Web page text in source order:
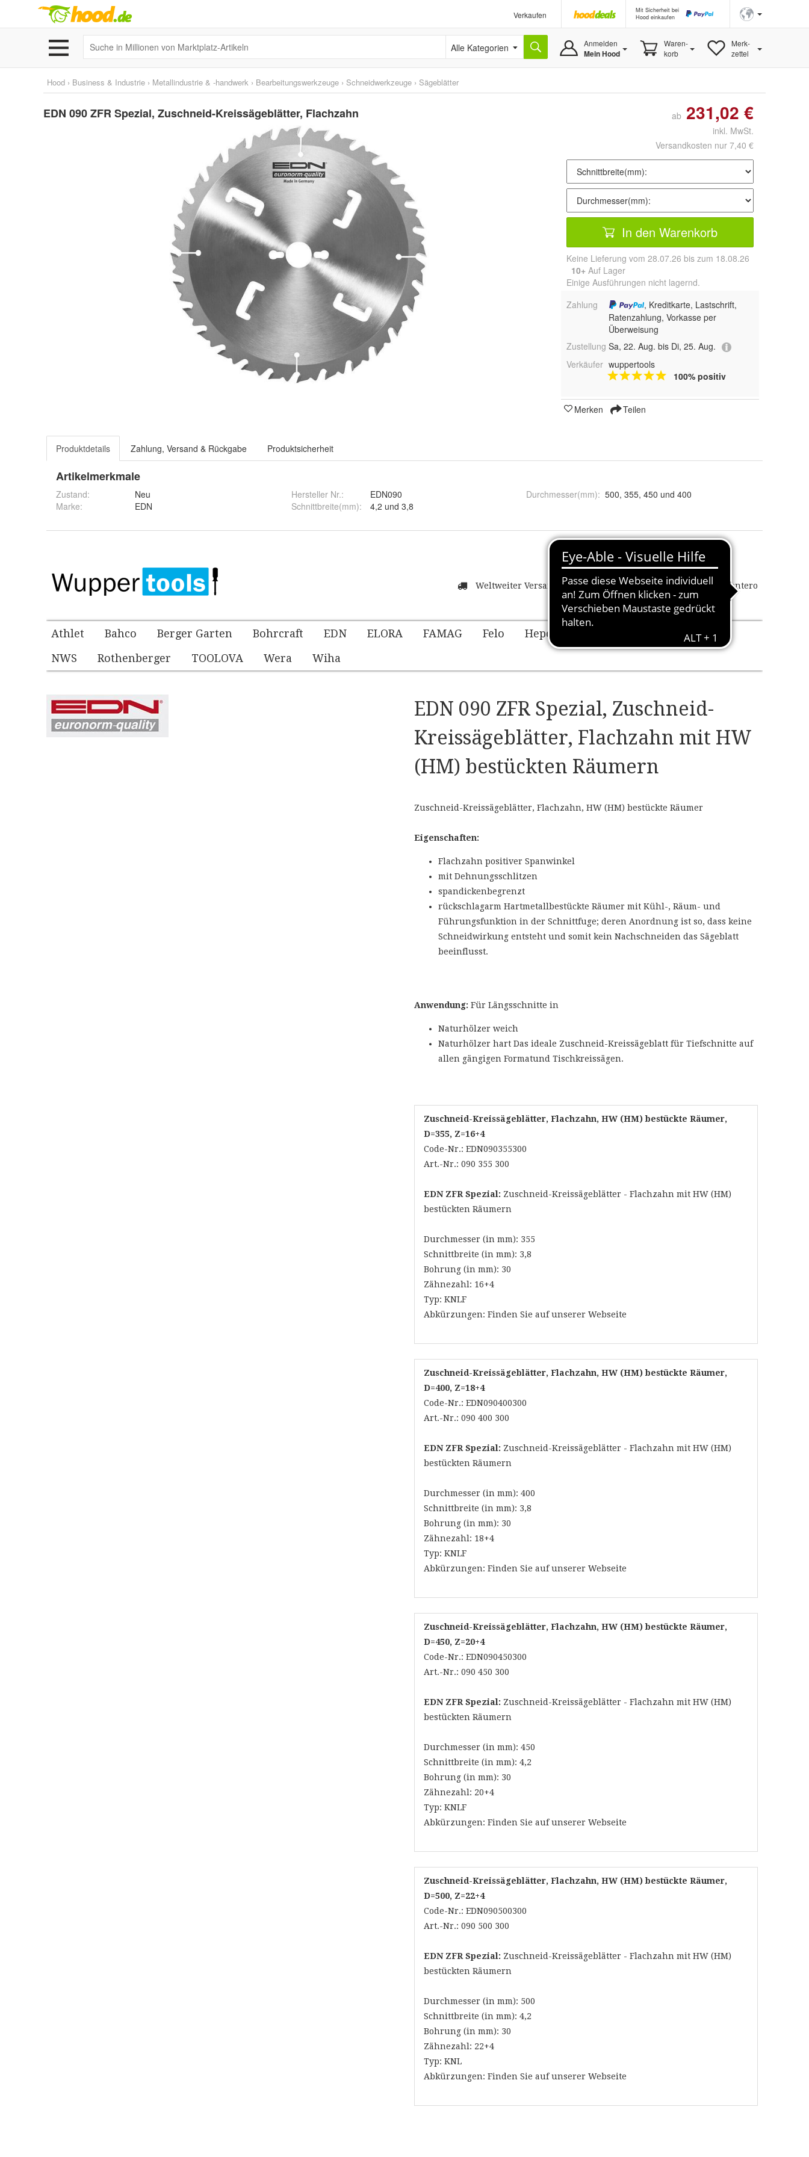
Verkaufen
Mit Sicherheit bei
Hood einkaufen
Alle Kategorien Anmelden
Mein Hood
Waren-
korb
Merk-
zettel
Hood › Business & Industrie › Metallindustrie & -handwerk › Bearbeitungswerkzeuge › Schneidwerkzeuge › Sägeblätter
EDN 090 ZFR Spezial, Zuschneid-Kreissägeblätter, Flachzahn ab 231,02 €
inkl. MwSt.
Versandkosten nur 7,40 €
In den Warenkorb
Keine Lieferung vom 28.07.26 bis zum 18.08.26
10+ Auf Lager
Einige Ausführungen nicht lagernd.
Zahlung
, Kreditkarte, Lastschrift,
Ratenzahlung, Vorkasse per
Überweisung
Zustellung Sa, 22. Aug. bis Di, 25. Aug.
Verkäufer wuppertools
100% positiv
Merken Teilen
Produktdetails Zahlung, Versand & Rückgabe Produktsicherheit
Artikelmerkmale
Zustand:
Neu
Marke:
EDN
Hersteller Nr.:
EDN090
Schnittbreite(mm): 4,2 und 3,8
Durchmesser(mm): 500, 355, 450 und 400